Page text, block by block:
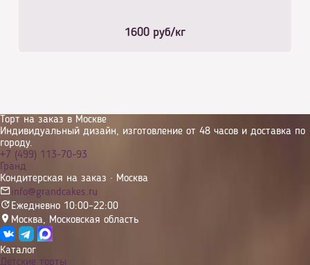
1600 руб/кг
Торт на заказ в Москве
Индивидуальный дизайн, изготовление от 48 часов и доставка по
городу.
+7 (499) 113-70-93
Гранд
Кондитерская на заказ · Москва
info@grandcakes.ru
Ежедневно 10:00–22:00
Москва, Московская область
Каталог
Детские торты